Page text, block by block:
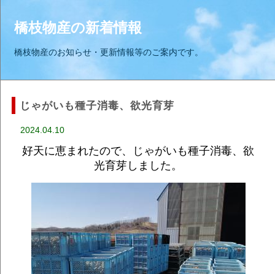
橋枝物産の新着情報
橋枝物産のお知らせ・更新情報等のご案内です。
じゃがいも種子消毒、欲光育芽
2024.04.10
好天に恵まれたので、じゃがいも種子消毒、欲
光育芽しました。